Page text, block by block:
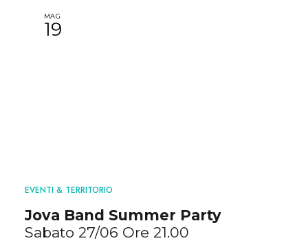
MAG
19
EVENTI & TERRITORIO
Jova Band Summer Party
Sabato 27/06 Ore 21.00